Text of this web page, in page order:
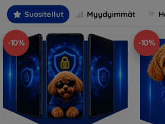
Suositellut Myydyimmät
-10% -10%